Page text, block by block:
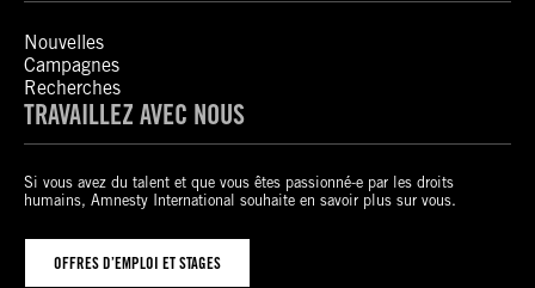
Nouvelles
Campagnes
Recherches
TRAVAILLEZ AVEC NOUS
Si vous avez du talent et que vous êtes passionné-e par les droits
humains, Amnesty International souhaite en savoir plus sur vous.
OFFRES D’EMPLOI ET STAGES